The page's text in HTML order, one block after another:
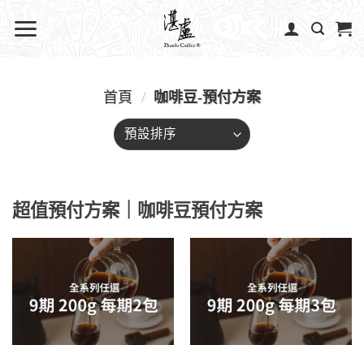
首頁 / 咖啡豆-預付方案
超值預付方案｜咖啡豆預付方案